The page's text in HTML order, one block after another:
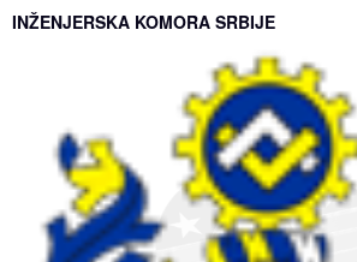
INŽENJERSKA KOMORA SRBIJE